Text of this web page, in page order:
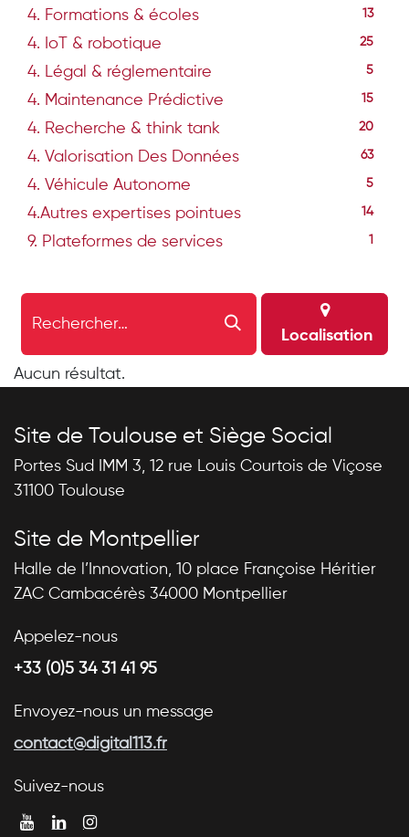
4. Formations & écoles 13
4. IoT & robotique 25
4. Légal & réglementaire 5
4. Maintenance Prédictive 15
4. Recherche & think tank 20
4. Valorisation Des Données 63
4. Véhicule Autonome 5
4.Autres expertises pointues 14
9. Plateformes de services
Localisation
Aucun résultat.
Site de Toulouse et Siège Social
Portes Sud IMM 3, 12 rue Louis Courtois de Viçose
31100 Toulouse
Site de Montpellier
Halle de l’Innovation, 10 place Françoise Héritier
ZAC Cambacérès 34000 Montpellier
Appelez-nous
+33 (0)5 34 31 41 95
Envoyez-nous un message
contact@digital113.fr
Suivez-nous